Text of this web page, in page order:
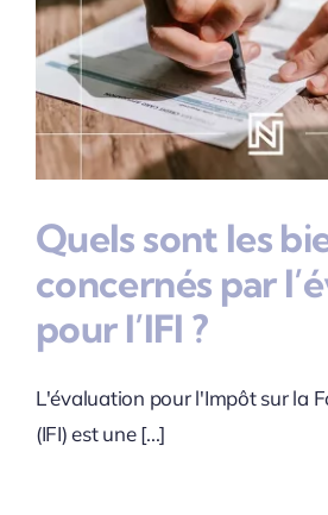
Quels sont les
concernés par
pour l’IFI ?
L'évaluation pour l'Impôt sur la
(IFI) est une [...]